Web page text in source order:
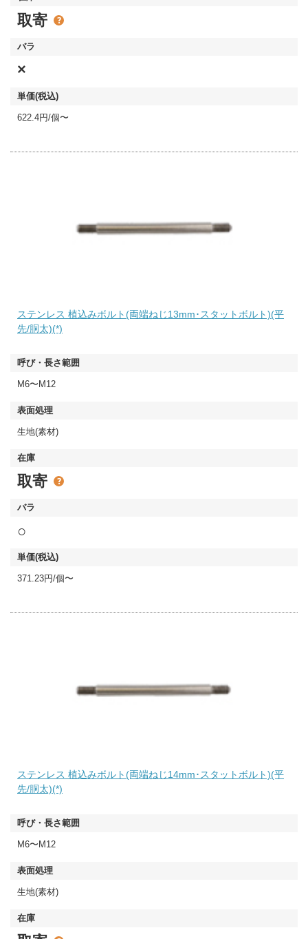
取寄
×
622.4円/個〜
ステンレス 植込みボルト(両端ねじ13mm･スタットボルト)(平
先/胴太)(*)
M6〜M12
生地(素材)
取寄
○
371.23円/個〜
ステンレス 植込みボルト(両端ねじ14mm･スタットボルト)(平
先/胴太)(*)
M6〜M12
生地(素材)